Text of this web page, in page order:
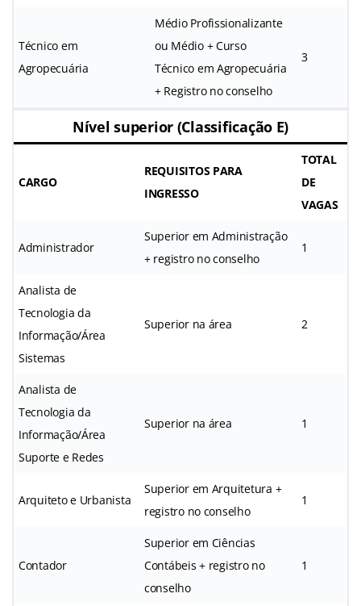
Técnico em
Agropecuária
Médio Profissionalizante
ou Médio + Curso
Técnico em Agropecuária
+ Registro no conselho
3
Nível superior (Classificação E)
CARGO
REQUISITOS PARA
INGRESSO
TOTAL
DE
VAGAS
Administrador
Superior em Administração
+ registro no conselho
1
Analista de
Tecnologia da
Informação/Área
Sistemas
Superior na área 2
Analista de
Tecnologia da
Informação/Área
Suporte e Redes
Superior na área 1
Arquiteto e Urbanista
Superior em Arquitetura +
registro no conselho
1
Contador
Superior em Ciências
Contábeis + registro no
conselho
1